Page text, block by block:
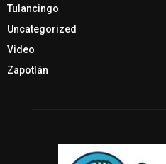
Tulancingo
Uncategorized
Video
Zapotlán